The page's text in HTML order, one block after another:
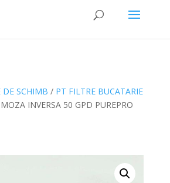
DE SCHIMB / PT FILTRE BUCATARIE
INVERSA 50 GPD PUREPRO